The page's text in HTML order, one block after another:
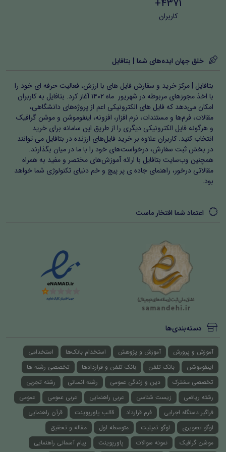
4371+
کاربران
خلق جهان ایده‌های شما | بتافایل
بتافایل | مرکز خرید و سفارش فایل های با ارزش، فعالیت حرفه ای خود را
با اخذ مجوزهای مربوطه در شهریور ماه ۱۴۰۲ آغاز کرد. بتافایل به کاربران
امکان می‌دهد که فایل های الکترونیکی اعم از پروژه‌های دانشگاهی،
مقالات، فرم‌ها و مستندات، نرم افزار، افزونه، اینفوموشن و موشن گرافیک
و هرگونه فایل الکترونیکی دیگری را از طریق این سامانه برای خرید
انتخاب کنید. کاربران علاوه بر خرید فایل‌های ارزنده در بتافایل می توانند
در بخش ثبت سفارش، درخواست‌های خود را با ما در میان بگذارند.
همچنین وب‌سایت بتافایل با ارائه آموزش‌های مختصر و مفید به همراه
مقالاتی درخور، راهنمای جاده ی پر پیچ و خم دنیای تکنولوژی شما خواهد
بود.
اعتماد شما افتخار ماست
دسته‌بندی‌ها
آموزش و پرورش آموزش و پژوهش استخدام بانک‌ها
استخدامی
اینفوموشن
بانک تلفن بانک تلفن و قراردادها
تخصصی رشته ها
تخصصی مشترک
دین و زندگی عمومی رشته انسانی
رشته تجربی
رشته ریاضی
زیست شناسی عربی راهنمایی عربی عمومی
عمومی
فراگیر دستگاه اجرایی
فرم قرارداد قالب پاورپوینت
قرآن راهنمایی
لوگو تصویری
لوگو تمپلیت متوسطه اول
مقاله و تحقیق
موشن گرافیک
نمونه سوالات پاورپوینت پیام آسمانی راهنمایی